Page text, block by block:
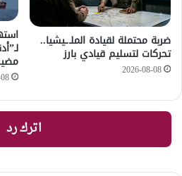
ضربة محتملة لقيادة الملـ.ـيشيا..
تحركات لتسليم قيادي بارز
2026-08-08
اترك رد